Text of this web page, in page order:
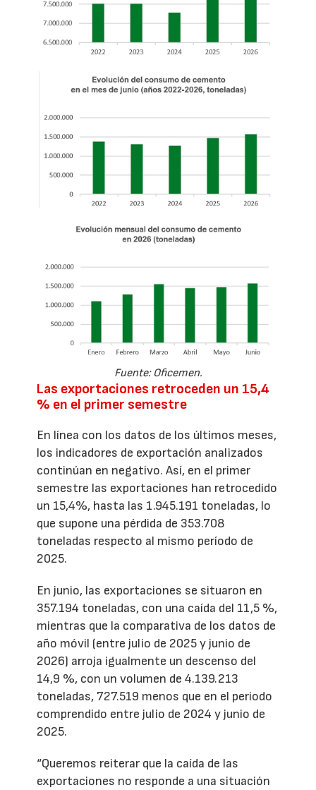
Fuente: Oficemen.
Las exportaciones retroceden un 15,4
% en el primer semestre
En línea con los datos de los últimos meses,
los indicadores de exportación analizados
continúan en negativo. Así, en el primer
semestre las exportaciones han retrocedido
un 15,4%, hasta las 1.945.191 toneladas, lo
que supone una pérdida de 353.708
toneladas respecto al mismo período de
2025.
En junio, las exportaciones se situaron en
357.194 toneladas, con una caída del 11,5 %,
mientras que la comparativa de los datos de
año móvil (entre julio de 2025 y junio de
2026) arroja igualmente un descenso del
14,9 %, con un volumen de 4.139.213
toneladas, 727.519 menos que en el periodo
comprendido entre julio de 2024 y junio de
2025.
“Queremos reiterar que la caída de las
exportaciones no responde a una situación